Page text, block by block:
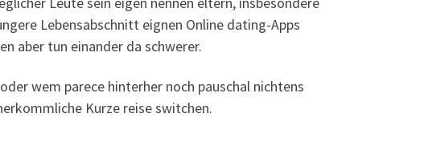
Lebensabschnitt eignen Online dating-Apps
aber tun einander da schwerer.
wem parece hinterher noch pauschal nichtens
Kurze reise switchen.